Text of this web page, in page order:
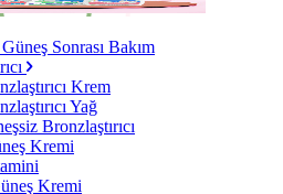
Sonrası Bakım
Krem
Yağ
Bronzlaştırıcı
Kremi
Kremi